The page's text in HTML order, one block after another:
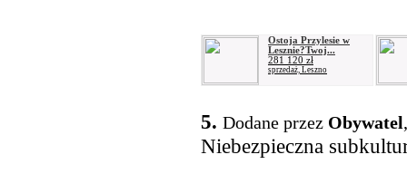
Ostoja Przylesie w
Lesznie?Twoj...
281 120 zł
sprzedaż, Leszno
5. Dodane przez Obywatel
Niebezpieczna